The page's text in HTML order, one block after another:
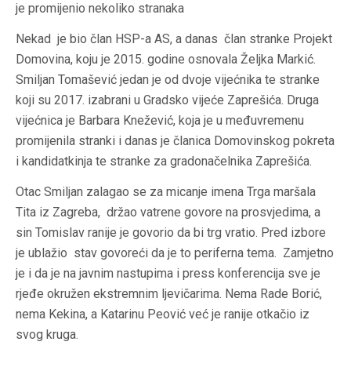
je promijenio nekoliko stranaka
Nekad je bio član HSP-a AS, a danas član stranke Projekt
Domovina, koju je 2015. godine osnovala Željka Markić.
Smiljan Tomašević jedan je od dvoje vijećnika te stranke
koji su 2017. izabrani u Gradsko vijeće Zaprešića. Druga
vijećnica je Barbara Knežević, koja je u međuvremenu
promijenila stranki i danas je članica Domovinskog pokreta
i kandidatkinja te stranke za gradonačelnika Zaprešića.
Otac Smiljan zalagao se za micanje imena Trga maršala
Tita iz Zagreba, držao vatrene govore na prosvjedima, a
sin Tomislav ranije je govorio da bi trg vratio. Pred izbore
je ublažio stav govoreći da je to periferna tema. Zamjetno
je i da je na javnim nastupima i press konferencija sve je
rjeđe okružen ekstremnim ljevičarima. Nema Rade Borić,
nema Kekina, a Katarinu Peović već je ranije otkačio iz
svog kruga.